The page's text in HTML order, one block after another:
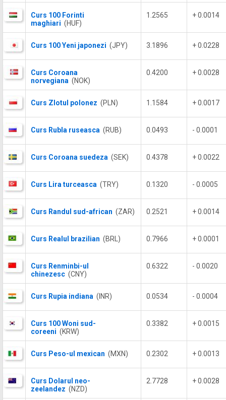
Curs 100 Forinti
maghiari (HUF)
1.2565 + 0.0014
Curs 100 Yeni japonezi (JPY) 3.1896 + 0.0228
Curs Coroana
norvegiana (NOK)
0.4200 + 0.0028
Curs Zlotul polonez (PLN) 1.1584 + 0.0017
Curs Rubla ruseasca (RUB) 0.0493 - 0.0001
Curs Coroana suedeza (SEK) 0.4378 + 0.0022
Curs Lira turceasca (TRY) 0.1320 - 0.0005
Curs Randul sud-african (ZAR) 0.2521 + 0.0014
Curs Realul brazilian (BRL) 0.7966 + 0.0001
Curs Renminbi-ul
chinezesc (CNY)
0.6322 - 0.0020
Curs Rupia indiana (INR) 0.0534 - 0.0004
Curs 100 Woni sud-
coreeni (KRW)
0.3382 + 0.0015
Curs Peso-ul mexican (MXN) 0.2302 + 0.0013
Curs Dolarul neo-
zeelandez (NZD)
2.7728 + 0.0028